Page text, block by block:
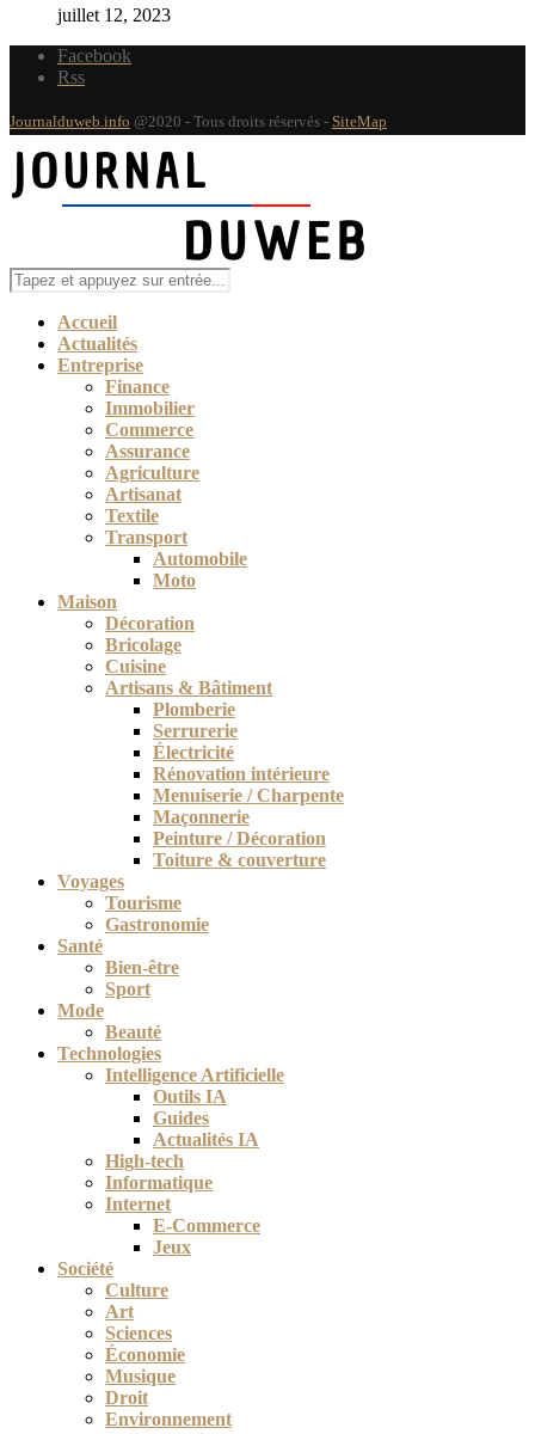
juillet 12, 2023
Facebook
Rss
Journalduweb.info @2020 - Tous droits réservés - SiteMap
Accueil
Actualités
Entreprise
Finance
Immobilier
Commerce
Assurance
Agriculture
Artisanat
Textile
Transport
Automobile
Moto
Maison
Décoration
Bricolage
Cuisine
Artisans & Bâtiment
Plomberie
Serrurerie
Électricité
Rénovation intérieure
Menuiserie / Charpente
Maçonnerie
Peinture / Décoration
Toiture & couverture
Voyages
Tourisme
Gastronomie
Santé
Bien-être
Sport
Mode
Beauté
Technologies
Intelligence Artificielle
Outils IA
Guides
Actualités IA
High-tech
Informatique
Internet
E-Commerce
Jeux
Société
Culture
Art
Sciences
Économie
Musique
Droit
Environnement